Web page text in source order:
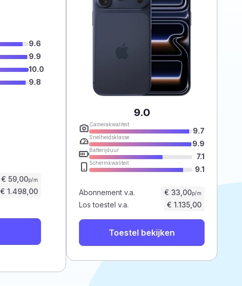
9.6
9.9
10.0
9.8
€ 59,00p/m
€ 1.498,00
9.0
Camerakwaliteit
9.7
Snelheidsklasse
9.9
Batterijduur
7.1
Schermkwaliteit
9.1
Abonnement v.a. € 33,00p/m
Los toestel v.a. € 1.135,00
Toestel bekijken